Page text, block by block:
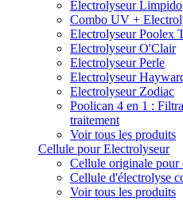
Electrolyseur Limpido
Combo UV +
Electrolyseur Poolex
Electrolyseur O'Clair
Electrolyseur Perle
Electrolyseur
Electrolyseur Zodiac
Poolican 4 en 1 :
traitement
Voir tous les produits
Cellule pour Electrolyseur
Cellule originale pour
Cellule d'électrolyse
Voir tous les produits